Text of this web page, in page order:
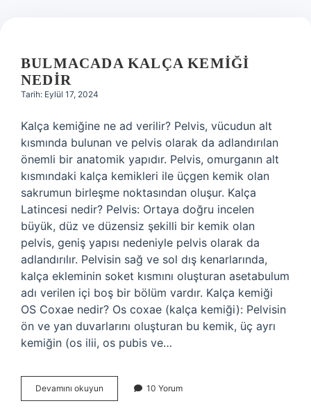
BULMACADA KALÇA KEMIĞI
NEDIR
Tarih: Eylül 17, 2024
Kalça kemiğine ne ad verilir? Pelvis, vücudun alt
kısmında bulunan ve pelvis olarak da adlandırılan
önemli bir anatomik yapıdır. Pelvis, omurganın alt
kısmındaki kalça kemikleri ile üçgen kemik olan
sakrumun birleşme noktasından oluşur. Kalça
Latincesi nedir? Pelvis: Ortaya doğru incelen
büyük, düz ve düzensiz şekilli bir kemik olan
pelvis, geniş yapısı nedeniyle pelvis olarak da
adlandırılır. Pelvisin sağ ve sol dış kenarlarında,
kalça ekleminin soket kısmını oluşturan asetabulum
adı verilen içi boş bir bölüm vardır. Kalça kemiği
OS Coxae nedir? Os coxae (kalça kemiği): Pelvisin
ön ve yan duvarlarını oluşturan bu kemik, üç ayrı
kemiğin (os ilii, os pubis ve…
Devamını okuyun Bulmacada
Kalça
10 Yorum